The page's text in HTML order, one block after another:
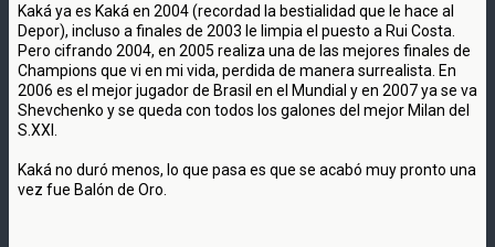
Kaká ya es Kaká en 2004 (recordad la bestialidad que le hace al
Depor), incluso a finales de 2003 le limpia el puesto a Rui Costa.
Pero cifrando 2004, en 2005 realiza una de las mejores finales de
Champions que vi en mi vida, perdida de manera surrealista. En
2006 es el mejor jugador de Brasil en el Mundial y en 2007 ya se va
Shevchenko y se queda con todos los galones del mejor Milan del
S.XXI.
Kaká no duró menos, lo que pasa es que se acabó muy pronto una
vez fue Balón de Oro.